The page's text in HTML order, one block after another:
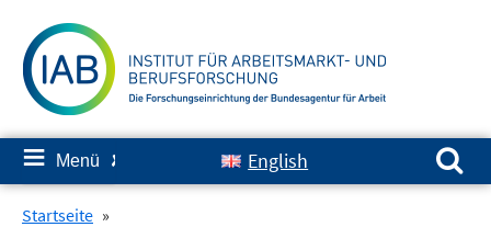
zum
Inhalt
≡ Menü ✘ English
Suchen nach:
Startseite »